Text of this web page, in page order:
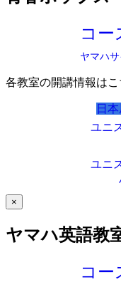
コー
ヤマハ
各教室の開講情報はこ
日
ユニ
ユニ
×
ヤマハ英語教
コー